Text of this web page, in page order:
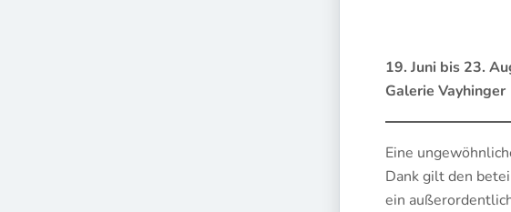
19. Juni bis 23.
Galerie Vayhinger
Eine
Dank gilt den
ein